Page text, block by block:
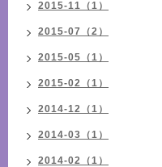
2015-11（1）
2015-07（2）
2015-05（1）
2015-02（1）
2014-12（1）
2014-03（1）
2014-02（1）